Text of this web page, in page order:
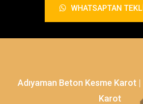
WHATSAPTAN
Adıyaman Beton Kesme Karot
Karot